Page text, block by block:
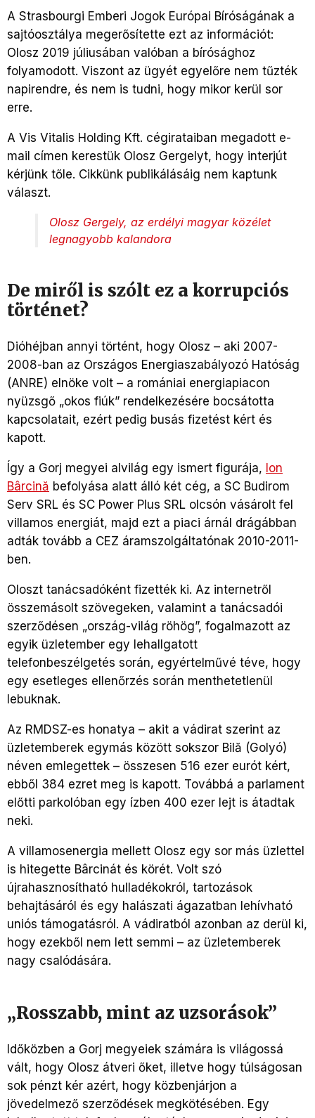
A Strasbourgi Emberi Jogok Európai Bíróságának a
sajtóosztálya megerősítette ezt az információt:
Olosz 2019 júliusában valóban a bírósághoz
folyamodott. Viszont az ügyét egyelőre nem tűzték
napirendre, és nem is tudni, hogy mikor kerül sor
erre.
A Vis Vitalis Holding Kft. cégirataiban megadott e-
mail címen kerestük Olosz Gergelyt, hogy interjút
kérjünk tőle. Cikkünk publikálásáig nem kaptunk
választ.
Olosz Gergely, az erdélyi magyar közélet
legnagyobb kalandora
De miről is szólt ez a korrupciós
történet?
Dióhéjban annyi történt, hogy Olosz – aki 2007-
2008-ban az Országos Energiaszabályozó Hatóság
(ANRE) elnöke volt – a romániai energiapiacon
nyüzsgő „okos fiúk” rendelkezésére bocsátotta
kapcsolatait, ezért pedig busás fizetést kért és
kapott.
Így a Gorj megyei alvilág egy ismert figurája, Ion
Bârcină befolyása alatt álló két cég, a SC Budirom
Serv SRL és SC Power Plus SRL olcsón vásárolt fel
villamos energiát, majd ezt a piaci árnál drágábban
adták tovább a CEZ áramszolgáltatónak 2010-2011-
ben.
Oloszt tanácsadóként fizették ki. Az internetről
összemásolt szövegeken, valamint a tanácsadói
szerződésen „ország-világ röhög”, fogalmazott az
egyik üzletember egy lehallgatott
telefonbeszélgetés során, egyértelművé téve, hogy
egy esetleges ellenőrzés során menthetetlenül
lebuknak.
Az RMDSZ-es honatya – akit a vádirat szerint az
üzletemberek egymás között sokszor Bilă (Golyó)
néven emlegettek – összesen 516 ezer eurót kért,
ebből 384 ezret meg is kapott. Továbbá a parlament
előtti parkolóban egy ízben 400 ezer lejt is átadtak
neki.
A villamosenergia mellett Olosz egy sor más üzlettel
is hitegette Bârcinát és körét. Volt szó
újrahasznosítható hulladékokról, tartozások
behajtásáról és egy halászati ágazatban lehívható
uniós támogatásról. A vádiratból azonban az derül ki,
hogy ezekből nem lett semmi – az üzletemberek
nagy csalódására.
„Rosszabb, mint az uzsorások”
Időközben a Gorj megyeiek számára is világossá
vált, hogy Olosz átveri őket, illetve hogy túlságosan
sok pénzt kér azért, hogy közbenjárjon a
jövedelmező szerződések megkötésében. Egy